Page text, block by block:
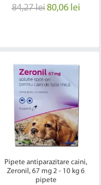
84,27 lei80,06 lei
Pipete antiparazitare caini,
Zeronil, 67 mg 2 - 10 kg 6
pipete